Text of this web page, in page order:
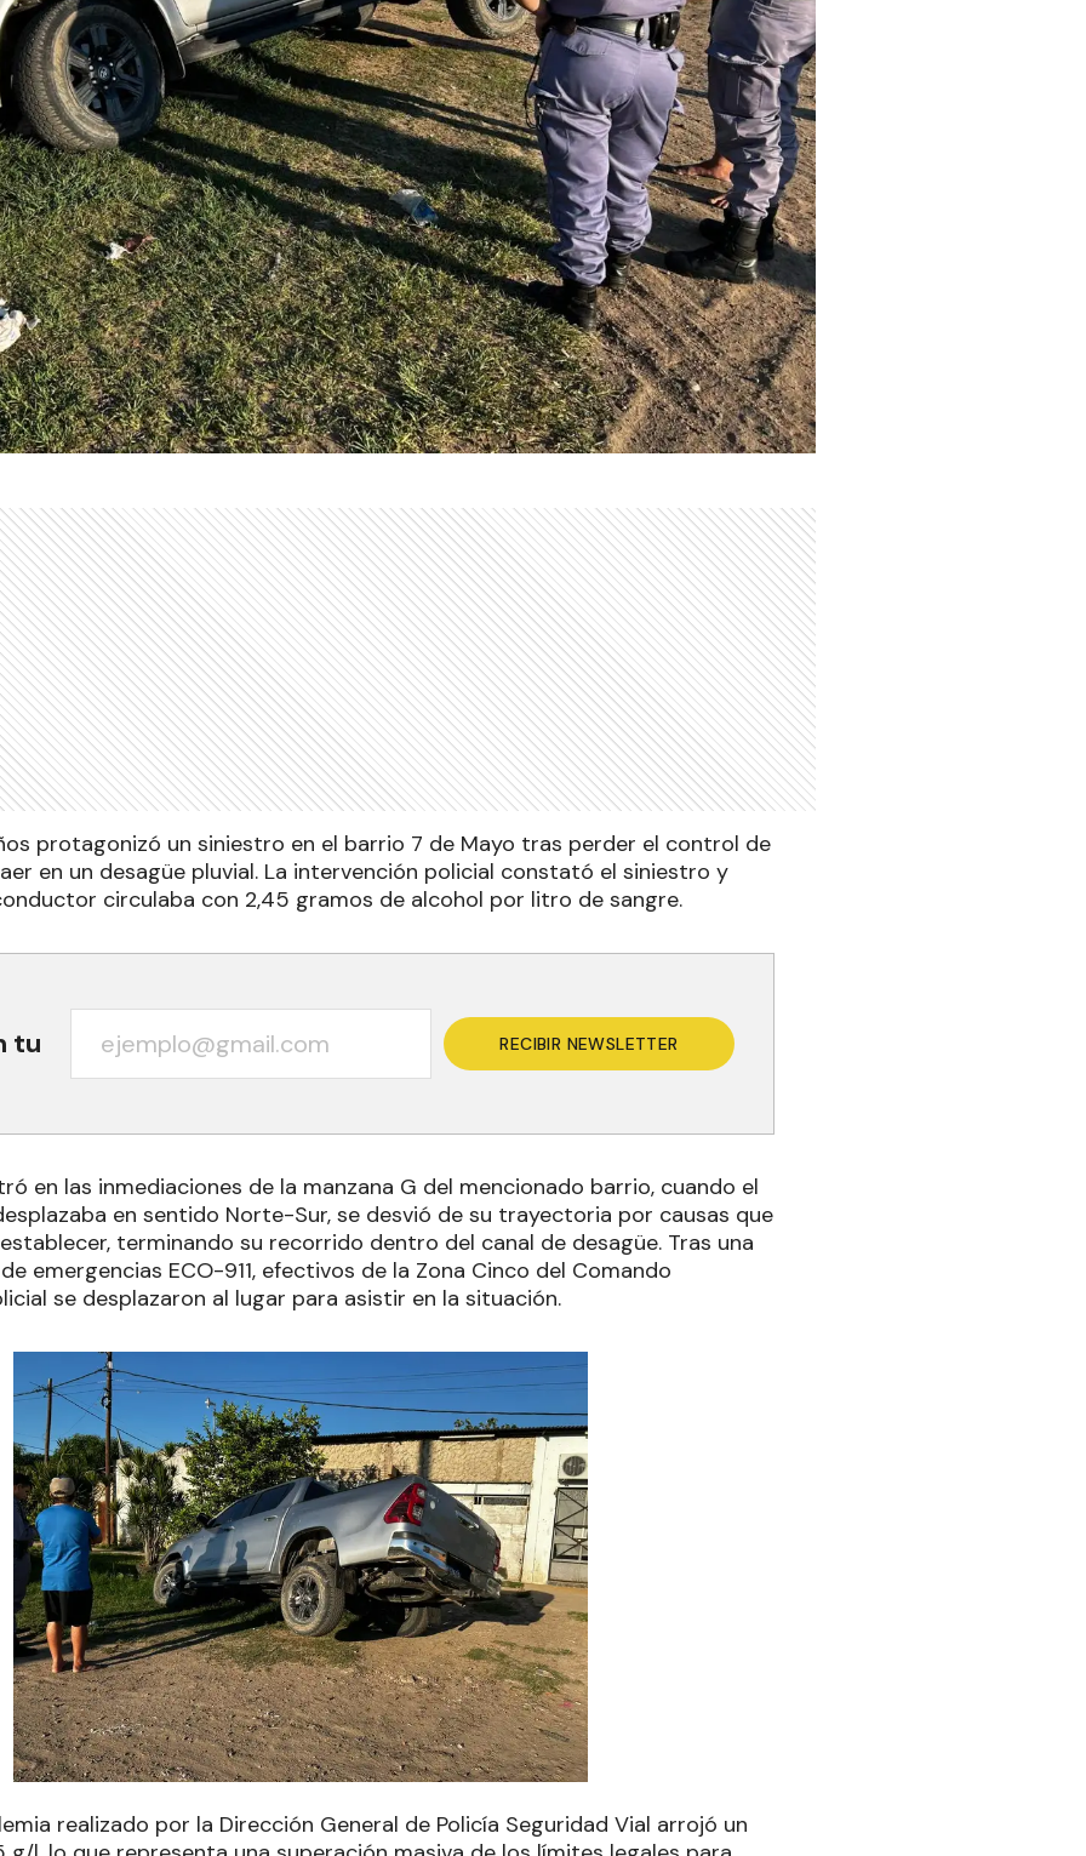
protagonizó un siniestro en el barrio 7 de Mayo tras perder el control de
en un desagüe pluvial. La intervención policial constató el siniestro y
circulaba con 2,45 gramos de alcohol por litro de sangre.
tu RECIBIR NEWSLETTER
en las inmediaciones de la manzana G del mencionado barrio, cuando el
en sentido Norte-Sur, se desvió de su trayectoria por causas que
terminando su recorrido dentro del canal de desagüe. Tras una
emergencias ECO-911, efectivos de la Zona Cinco del Comando
se desplazaron al lugar para asistir en la situación.
realizado por la Dirección General de Policía Seguridad Vial arrojó un